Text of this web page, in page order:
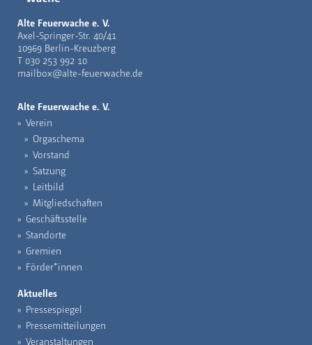
Alte Feuerwache e. V.
Axel-Springer-Str. 40/41
10969 Berlin-Kreuzberg
T 030 253 992 10
mailbox@alte-feuerwache.de
Alte Feuerwache e. V.
Verein
Orgaschema
Vorstand
Satzung
Leitbild
Mitgliedschaften
Geschäftsstelle
Standorte
Gremien
Förder*innen
Aktuelles
Pressespiegel
Pressemitteilungen
Veranstaltungen